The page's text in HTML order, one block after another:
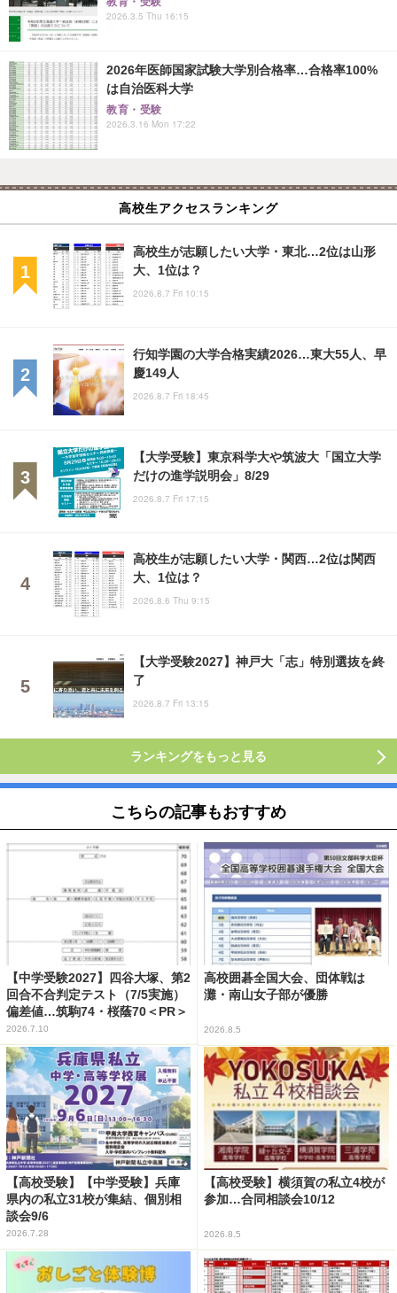
2026.3.5 Thu 16:15
2026年医師国家試験大学別合格率…合格率100%
は自治医科大学
教育・受験
2026.3.16 Mon 17:22
高校生アクセスランキング
高校生が志願したい大学・東北…2位は山形
大、1位は？
2026.8.7 Fri 10:15
行知学園の大学合格実績2026…東大55人、早
慶149人
2026.8.7 Fri 18:45
【大学受験】東京科学大や筑波大「国立大学
だけの進学説明会」8/29
2026.8.7 Fri 17:15
高校生が志願したい大学・関西…2位は関西
大、1位は？
2026.8.6 Thu 9:15
【大学受験2027】神戸大「志」特別選抜を終
了
2026.8.7 Fri 13:15
ランキングをもっと見る
こちらの記事もおすすめ
【中学受験2027】四谷大塚、第2
回合不合判定テスト（7/5実施）
偏差値…筑駒74・桜蔭70＜PR＞
2026.7.10
高校囲碁全国大会、団体戦は
灘・南山女子部が優勝
2026.8.5
【高校受験】【中学受験】兵庫
県内の私立31校が集結、個別相
談会9/6
2026.7.28
【高校受験】横須賀の私立4校が
参加…合同相談会10/12
2026.8.5